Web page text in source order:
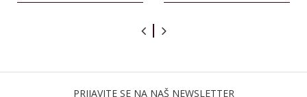
PRIJAVITE SE NA NAŠ NEWSLETTER